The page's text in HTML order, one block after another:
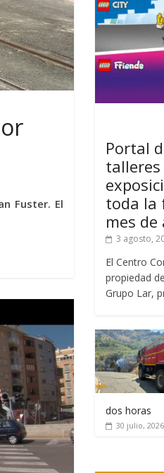
Fuster. El
Portal
toda la
mes
3 agosto,
El Centro
propiedad
Grupo Lar,
dos horas
30 julio, 2026